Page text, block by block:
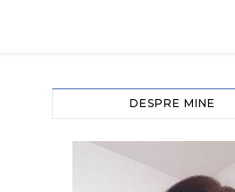
DESPRE MINE